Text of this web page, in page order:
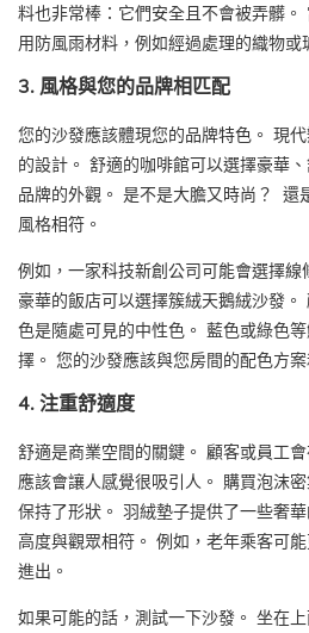
料也非常棒：它們安全且不會被弄髒
用防風雨材料，例如經過處理的織物或
3. 風格與您的品牌相匹配
您的沙發應該體現您的品牌特色。 現
的設計。 舒適的咖啡館可以選擇豪華
品牌的外觀。 是不是大膽又時尚？ 還
風格相符。
例如，一家科技新創公司可能會選擇
豪華的飯店可以選擇簇絨天鵝絨沙發
色是隨處可見的中性色。 藍色或綠色
擇。 您的沙發應該與您房間的配色方案
4. 注重舒適度
舒適是商業空間的關鍵。 顧客或員工
應該會讓人感覺很吸引人。 購買泡沫
保持了形狀。 羽絨墊子提供了一些奢
高度與觀眾相符。 例如，老年乘客可
進出。
如果可能的話，測試一下沙發。 坐在